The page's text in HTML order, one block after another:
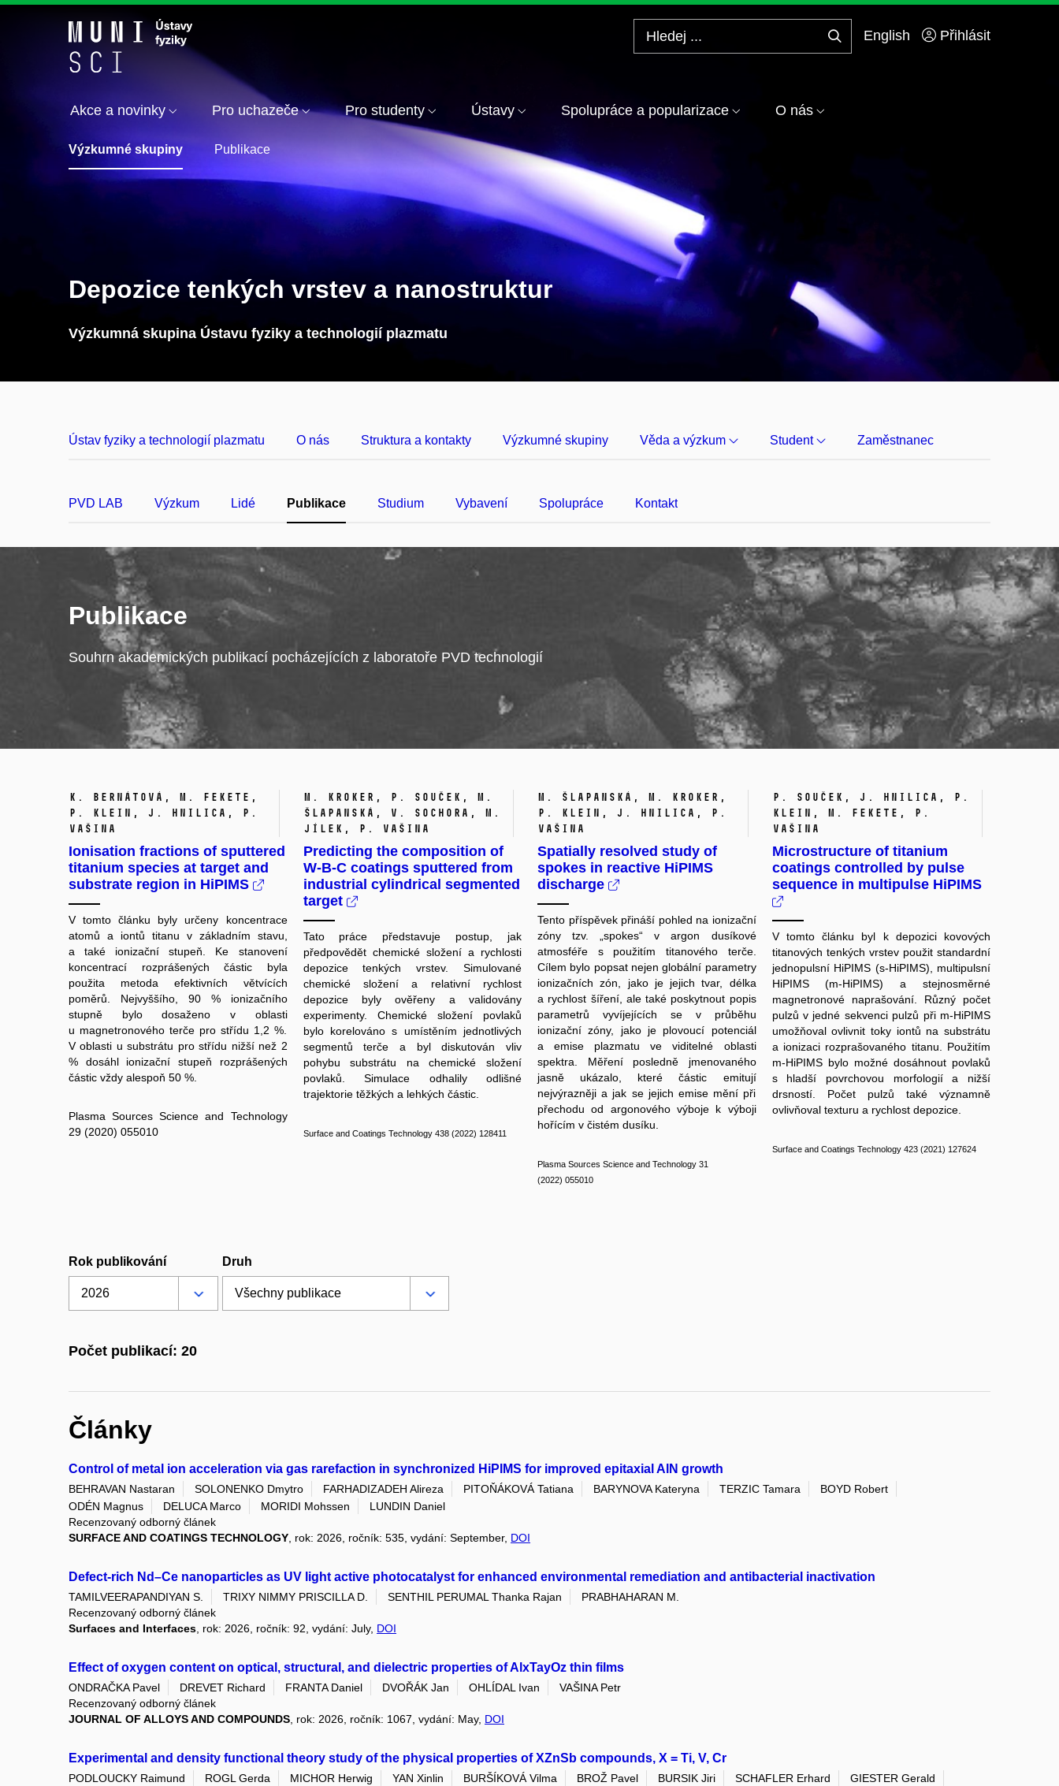
English Přihlásit
Akce a novinky Pro uchazeče Pro studenty Ústavy Spolupráce a popularizace O nás
Výzkumné skupiny Publikace
Depozice tenkých vrstev a nanostruktur
Výzkumná skupina Ústavu fyziky a technologií plazmatu
Ústav fyziky a technologií plazmatu O nás Struktura a kontakty Výzkumné skupiny Věda a výzkum Student Zaměstnanec
PVD LAB Výzkum Lidé Publikace Studium Vybavení Spolupráce Kontakt
Publikace
Souhrn akademických publikací pocházejících z laboratoře PVD technologií
K. Bernátová, M. Fekete,
P. Klein, J. Hnilica, P.
Vašina
Ionisation fractions of sputtered
titanium species at target and
substrate region in HiPIMS
V tomto článku byly určeny koncentrace
atomů a iontů titanu v základním stavu,
a také ionizační stupeň. Ke stanovení
koncentrací rozprášených částic byla
použita metoda efektivních větvících
poměrů. Nejvyššího, 90 % ionizačního
stupně bylo dosaženo v oblasti
u magnetronového terče pro střídu 1,2 %.
V oblasti u substrátu pro střídu nižší než 2
% dosáhl ionizační stupeň rozprášených
částic vždy alespoň 50 %.
Plasma Sources Science and Technology
29 (2020) 055010
M. Kroker, P. Souček, M.
Šlapanská, V. Sochora, M.
Jílek, P. Vašina
Predicting the composition of
W-B-C coatings sputtered from
industrial cylindrical segmented
target
Tato práce představuje postup, jak
předpovědět chemické složení a rychlosti
depozice tenkých vrstev. Simulované
chemické složení a relativní rychlost
depozice byly ověřeny a validovány
experimenty. Chemické složení povlaků
bylo korelováno s umístěním jednotlivých
segmentů terče a byl diskutován vliv
pohybu substrátu na chemické složení
povlaků. Simulace odhalily odlišné
trajektorie těžkých a lehkých částic.
Surface and Coatings Technology 438 (2022) 128411
M. Šlapanská, M. Kroker,
P. Klein, J. Hnilica, P.
Vašina
Spatially resolved study of
spokes in reactive HiPIMS
discharge
Tento příspěvek přináší pohled na ionizační
zóny tzv. „spokes“ v argon dusíkové
atmosféře s použitím titanového terče.
Cílem bylo popsat nejen globální parametry
ionizačních zón, jako je jejich tvar, délka
a rychlost šíření, ale také poskytnout popis
parametrů vyvíjejících se v průběhu
ionizační zóny, jako je plovoucí potenciál
a emise plazmatu ve viditelné oblasti
spektra. Měření posledně jmenovaného
jasně ukázalo, které částic emitují
nejvýrazněji a jak se jejich emise mění při
přechodu od argonového výboje k výboji
hořícím v čistém dusíku.
Plasma Sources Science and Technology 31
(2022) 055010
P. Souček, J. Hnilica, P.
Klein, M. Fekete, P.
Vašina
Microstructure of titanium
coatings controlled by pulse
sequence in multipulse HiPIMS
V tomto článku byl k depozici kovových
titanových tenkých vrstev použit standardní
jednopulsní HiPIMS (s-HiPIMS), multipulsní
HiPIMS (m-HiPIMS) a stejnosměrné
magnetronové naprašování. Různý počet
pulzů v jedné sekvenci pulzů při m-HiPIMS
umožňoval ovlivnit toky iontů na substrátu
a ionizaci rozprašovaného titanu. Použitím
m-HiPIMS bylo možné dosáhnout povlaků
s hladší povrchovou morfologií a nižší
drsností. Počet pulzů také významně
ovlivňoval texturu a rychlost depozice.
Surface and Coatings Technology 423 (2021) 127624
Rok publikování Druh
Počet publikací: 20
Články
Control of metal ion acceleration via gas rarefaction in synchronized HiPIMS for improved epitaxial AlN growth
BEHRAVAN Nastaran SOLONENKO Dmytro FARHADIZADEH Alireza PITOŇÁKOVÁ Tatiana BARYNOVA Kateryna TERZIC Tamara
BOYD Robert
ODÉN Magnus
DELUCA Marco MORIDI Mohssen
LUNDIN Daniel
Recenzovaný odborný článek
SURFACE AND COATINGS TECHNOLOGY , rok: 2026, ročník: 535, vydání: September, DOI
Defect-rich Nd–Ce nanoparticles as UV light active photocatalyst for enhanced environmental remediation and antibacterial inactivation
TAMILVEERAPANDIYAN S. TRIXY NIMMY PRISCILLA D. SENTHIL PERUMAL Thanka Rajan
PRABHAHARAN M.
Recenzovaný odborný článek
Surfaces and Interfaces , rok: 2026, ročník: 92, vydání: July, DOI
Effect of oxygen content on optical, structural, and dielectric properties of AlxTayOz thin films
ONDRAČKA Pavel DREVET Richard FRANTA Daniel DVOŘÁK Jan OHLÍDAL Ivan
VAŠINA Petr
Recenzovaný odborný článek
JOURNAL OF ALLOYS AND COMPOUNDS , rok: 2026, ročník: 1067, vydání: May, DOI
Experimental and density functional theory study of the physical properties of XZnSb compounds, X = Ti, V, Cr
PODLOUCKY Raimund ROGL Gerda MICHOR Herwig YAN Xinlin BURŠÍKOVÁ Vilma BROŽ Pavel BURSIK Jiri SCHAFLER Erhard
GIESTER Gerald